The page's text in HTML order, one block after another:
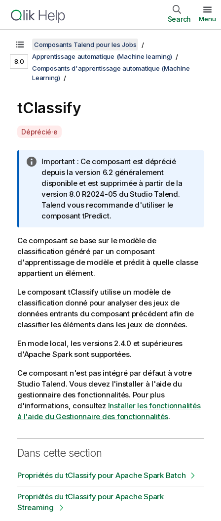
Search Menu
8.0
Composants Talend pour les Jobs
Apprentissage automatique (Machine learning)
Composants d'apprentissage automatique (Machine
Learning)
tClassify
A
a
i
t
y
-
n
t
e
Déprécié·e
N
o
t
e
I
n
o
r
m
a
i
o
n
s
Important : Ce composant est déprécié
depuis la version 6.2 généralement
disponible et est supprimée à partir de la
version 8.0 R2024-05 du Studio Talend.
Talend vous recommande d'utiliser le
composanttPredict.
Ce composant se base sur le modèle de
classification généré par un composant
d'apprentissage de modèle et prédit à quelle classe
appartient un élément.
Le composanttClassifyutilise un modèle de
classification donné pour analyser des jeux de
données entrants du composant précédent afin de
classifier les éléments dans les jeux de données.
En mode local, les versions 2.4.0 et supérieures
d'Apache Spark sont supportées.
Ce composant n'est pas intégré par défaut à votre
Studio Talend. Vous devez l'installer à l'aide du
gestionnaire des fonctionnalités. Pour plus
d'informations, consultez Installer les fonctionnalités
à l'aide du Gestionnaire des fonctionnalités.
Dans cette section
Propriétés du tClassify pour Apache Spark Batch
Propriétés du tClassify pour Apache Spark
Streaming